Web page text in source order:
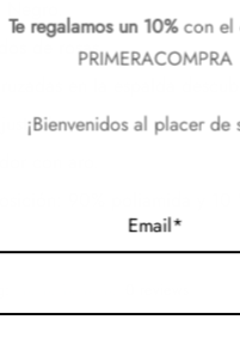
Te regalamos un 10%con el
PRIMERACOMPRA
¡Bienvenidos al placer de
Email*
de rosas.